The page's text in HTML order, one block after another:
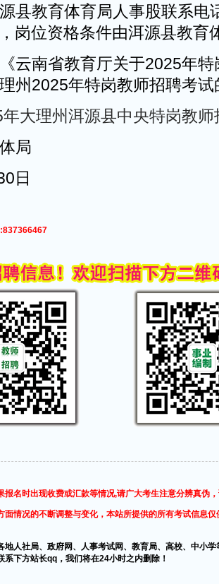
县教育体育局人事股联系电
岗位资格条件由洱源县教育
云南省教育厅关于2025年
州2025年特岗教师招聘考
大理州洱源县中央特岗教
局
日
报名时出现收费或汇款等情况,请广大考生注意分辨真伪
面情况的不断调整与变化，本站所提供的所有考试信息
地人社局、政府网、人事考试网、教育局、高校、中小
系下方站长qq，我们将在24小时之内删除！